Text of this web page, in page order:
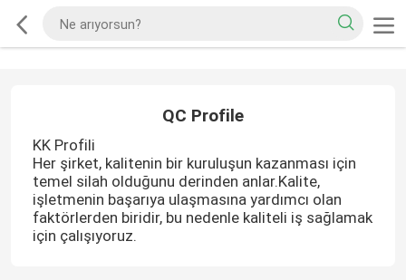
QC Profile
KK Profili
Her şirket, kalitenin bir kuruluşun kazanması için
temel silah olduğunu derinden anlar.Kalite,
işletmenin başarıya ulaşmasına yardımcı olan
faktörlerden biridir, bu nedenle kaliteli iş sağlamak
için çalışıyoruz.